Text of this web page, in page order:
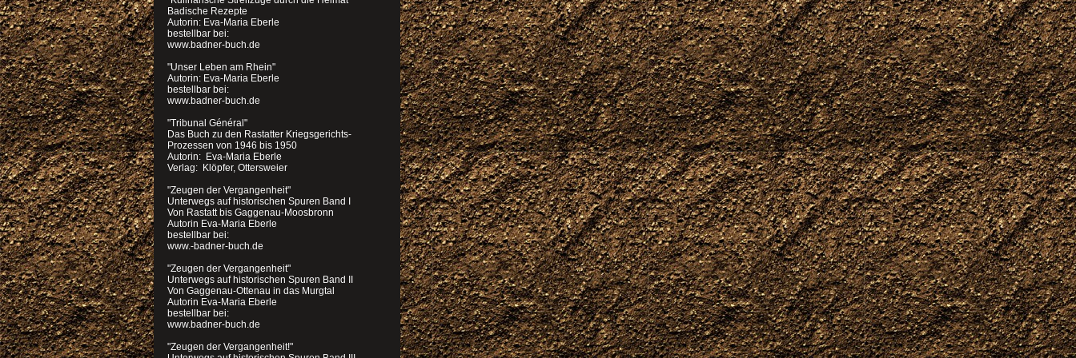
Badische Rezepte
Autorin: Eva-Maria Eberle
bestellbar bei:
www.badner-buch.de
"Unser Leben am Rhein"
Autorin: Eva-Maria Eberle
bestellbar bei:
www.badner-buch.de
"Tribunal Général"
Das Buch zu den Rastatter Kriegsgerichts-
Prozessen von 1946 bis 1950
Autorin: Eva-Maria Eberle
Verlag: Klöpfer, Ottersweier
"Zeugen der Vergangenheit"
Unterwegs auf historischen Spuren Band I
Von Rastatt bis Gaggenau-Moosbronn
Autorin Eva-Maria Eberle
bestellbar bei:
www.-badner-buch.de
"Zeugen der Vergangenheit"
Unterwegs auf historischen Spuren Band II
Von Gaggenau-Ottenau in das Murgtal
Autorin Eva-Maria Eberle
bestellbar bei:
www.badner-buch.de
"Zeugen der Vergangenheit!"